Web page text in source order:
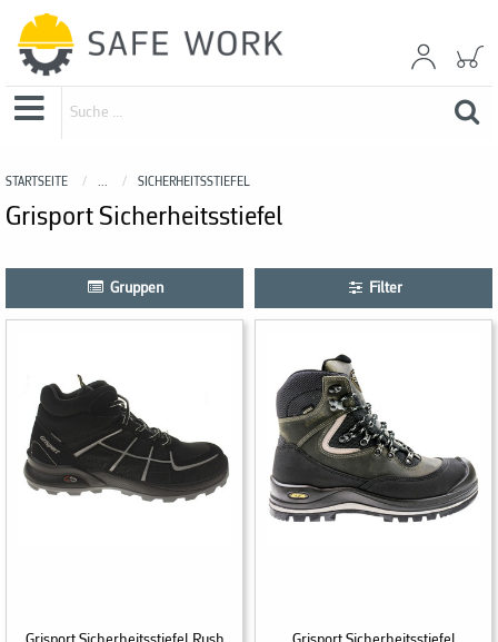
STARTSEITE ... SICHERHEITSSTIEFEL
Grisport Sicherheitsstiefel
Gruppen Filter